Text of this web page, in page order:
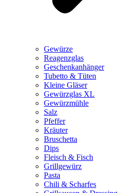
Gewürze
Reagenzglas
Geschenkanhänger
Tubetto & Tüten
Kleine Gläser
Gewürzglas XL
Gewürzmühle
Salz
Pfeffer
Kräuter
Bruschetta
Dips
Fleisch & Fisch
Grillgewürz
Pasta
Chili & Scharfes